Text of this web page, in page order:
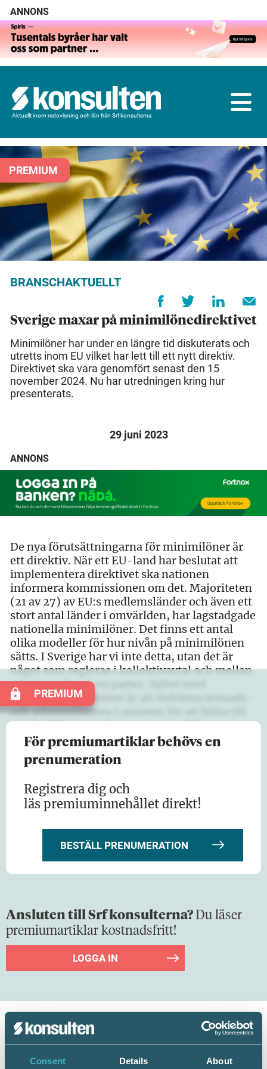
Consent Details About
ANNONS
Aktuellt inom redovisning och lön från Srf konsulterna
PREMIUM
BRANSCHAKTUELLT
Sverige maxar på minimilönedirektivet
Minimilöner har under en längre tid diskuterats och
utretts inom EU vilket har lett till ett nytt direktiv.
Direktivet ska vara genomfört senast den 15
november 2024. Nu har utredningen kring hur
presenterats.
29 juni 2023
ANNONS
De nya förutsättningarna för minimilöner är
ett direktiv. När ett EU-land har beslutat att
implementera direktivet ska nationen
informera kommissionen om det. Majoriteten
(21 av 27) av EU:s medlemsländer och även ett
stort antal länder i omvärlden, har lagstadgade
nationella minimilöner. Det finns ett antal
olika modeller för hur nivån på minimilönen
sätts. I Sverige har vi inte detta, utan det är
något som regleras i kollektivavtal och mellan
arbetsmarknadens parter. Syftet med
minimilönedirektivet är att förbättra levnads-
och arbetsvillkoren i unionen för att bidra till
att öka likheten och minska ojämlikheten i
fråga om löner inom EU, bland annat…
PREMIUM
För premiumartiklar behövs en
prenumeration
Registrera dig och
läs premiuminnehållet direkt!
BESTÄLL PRENUMERATION
Ansluten till Srf konsulterna?Du läser
premiumartiklar kostnadsfritt!
LOGGA IN
Dela: